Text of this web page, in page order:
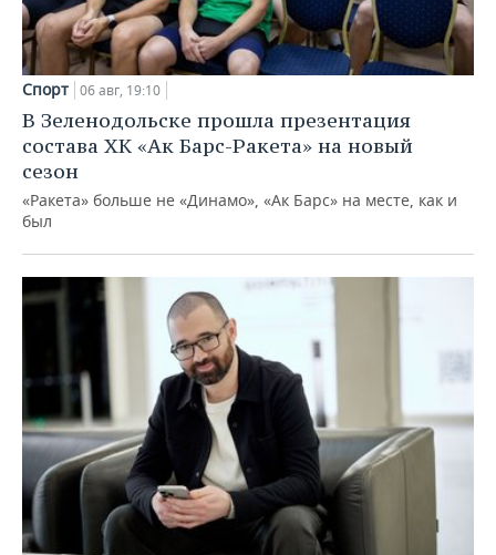
Спорт 06 авг, 19:10
В Зеленодольске прошла презентация
состава ХК «Ак Барс-Ракета» на новый
сезон
«Ракета» больше не «Динамо», «Ак Барс» на месте, как и
был